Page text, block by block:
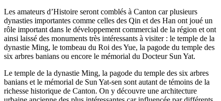
Les amateurs d’Histoire seront comblés à Canton car plusieurs
dynasties importantes comme celles des Qin et des Han ont joué un
rôle important dans le développement commercial de la région et ont
ainsi laissé des monuments très intéressants à visiter : le temple de la
dynastie Ming, le tombeau du Roi des Yue, la pagode du temple des
six arbres banians ou encore le mémorial du Docteur Sun Yat.
Le temple de la dynastie Ming, la pagode du temple des six arbres
banians et le mémorial de Sun Yat-sen sont autant de témoins de la
richesse historique de Canton. On y découvre une architecture